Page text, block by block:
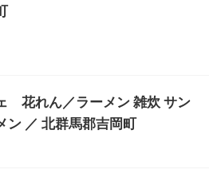
花れん／ラーメン 雑炊 サン
ン ／ 北群馬郡吉岡町